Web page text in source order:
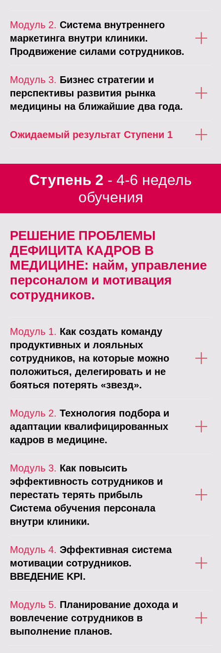
Модуль 2. Система внутреннего
маркетинга внутри клиники.
Продвижение силами сотрудников.
Модуль 3. Бизнес стратегии и
перспективы развития рынка
медицины на ближайшие два года.
Ожидаемый результат Ступени 1
Ступень 2 - 4-6 недель
обучения
РЕШЕНИЕ ПРОБЛЕМЫ
ДЕФИЦИТА КАДРОВ В
МЕДИЦИНЕ: найм, управление
персоналом и мотивация
сотрудников.
Модуль 1. Как создать команду
продуктивных и лояльных
сотрудников, на которые можно
положиться, делегировать и не
бояться потерять «звезд».
Модуль 2. Технология подбора и
адаптации квалифицированных
кадров в медицине.
Модуль 3. Как повысить
эффективность сотрудников и
перестать терять прибыль
Система обучения персонала
внутри клиники.
Модуль 4. Эффективная система
мотивации сотрудников.
ВВЕДЕНИЕ KPI.
Модуль 5. Планирование дохода и
вовлечение сотрудников в
выполнение планов.